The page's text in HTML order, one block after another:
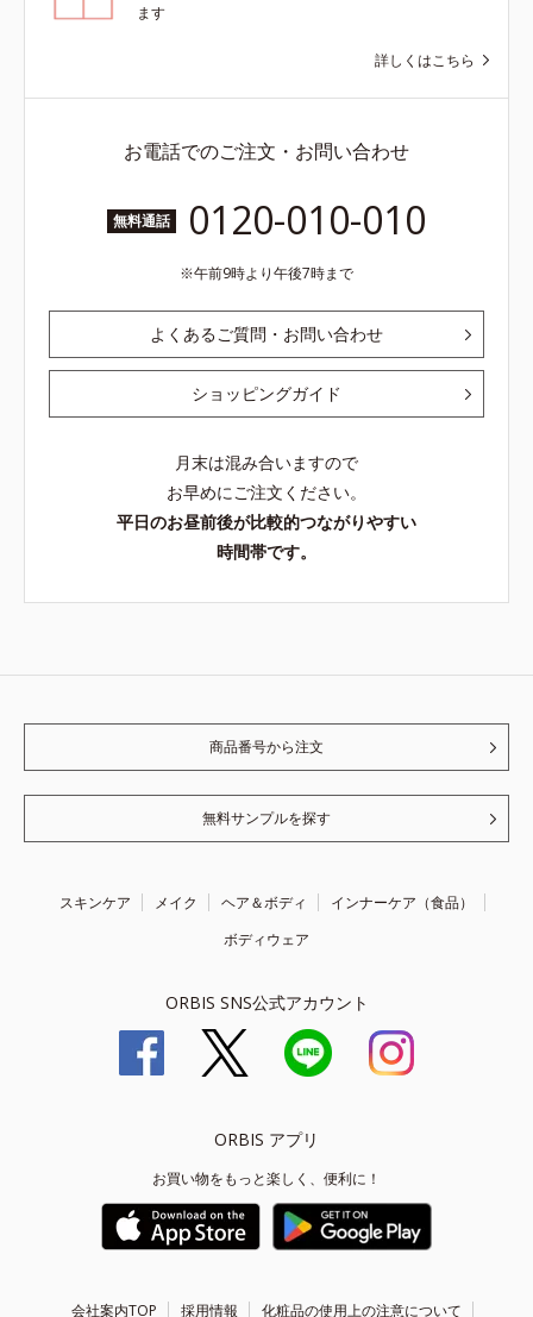
ます
詳しくはこちら
お電話でのご注文・お問い合わせ
無料通話 0120-010-010
午前9時より午後7時まで
よくあるご質問・お問い合わせ
ショッピングガイド
月末は混み合いますので
お早めにご注文ください。
平日のお昼前後が比較的つながりやすい
時間帯です。
商品番号から注文
無料サンプルを探す
スキンケア メイク ヘア＆ボディ
インナーケア（食品）
ボディウェア
ORBIS SNS公式アカウント
ORBIS アプリ
お買い物をもっと楽しく、便利に！
会社案内TOP 採用情報 化粧品の使用上の注意について